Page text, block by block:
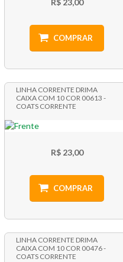
COMPRAR
LINHA CORRENTE DRIMA
CAIXA COM 10 COR 00613 -
COATS CORRENTE
R$ 23,00
COMPRAR
LINHA CORRENTE DRIMA
CAIXA COM 10 COR 00476 -
COATS CORRENTE